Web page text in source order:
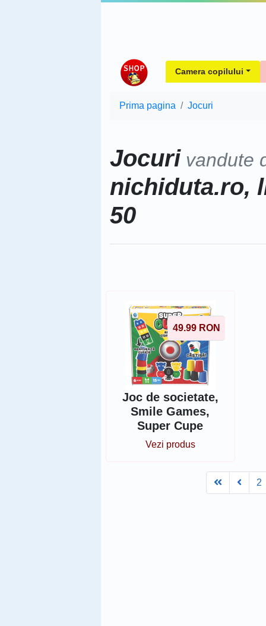
Camera copilului
Prima pagina Jocuri
Jocuri vandute
nichiduta.ro,
50
49.99 RON
Joc de societate,
Smile Games,
Super Cupe
Vezi produs
FirstPrev
2